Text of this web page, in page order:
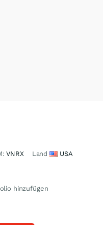
VNRX Land USA
hinzufügen